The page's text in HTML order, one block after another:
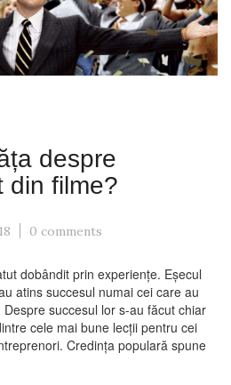
despre
din filme?
0 comments
dobândit prin experiențe. Eșecul
atins succesul numai cei care au
succesul lor s-au făcut chiar
cele mai bune lecții pentru cei
Credința populară spune